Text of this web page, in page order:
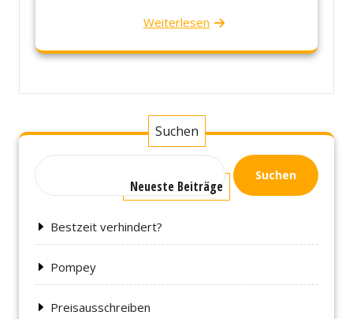
Weiterlesen
Suchen
Suchen
Neueste Beiträge
Bestzeit verhindert?
Pompey
Preisausschreiben